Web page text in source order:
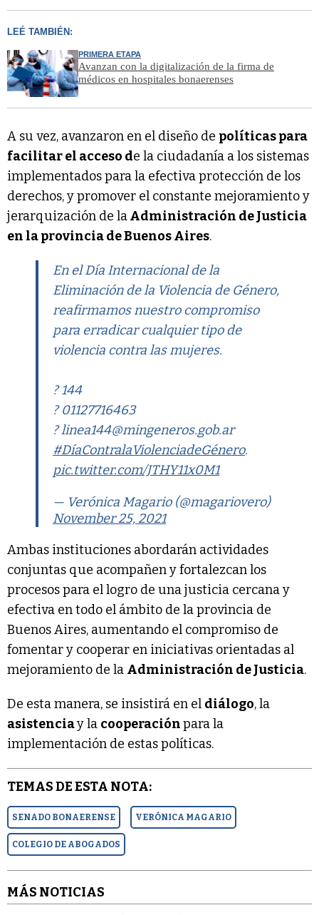
LEÉ TAMBIÉN:
PRIMERA ETAPA
Avanzan con la digitalización de la firma de
médicos en hospitales bonaerenses
A su vez, avanzaron en el diseño de políticas para
facilitar el acceso de la ciudadanía a los sistemas
implementados para la efectiva protección de los
derechos, y promover el constante mejoramiento y
jerarquización de laAdministración de Justicia
en la provincia de Buenos Aires.
En el Día Internacional de la
Eliminación de la Violencia de Género,
reafirmamos nuestro compromiso
para erradicar cualquier tipo de
violencia contra las mujeres.
? 144
? 01127716463
?linea144@mingeneros.gob.ar
#DíaContralaViolenciadeGénero.
pic.twitter.com/JTHY11x0M1
— Verónica Magario (@magariovero)
November 25, 2021
Ambas instituciones abordarán actividades
conjuntas que acompañen y fortalezcan los
procesos para el logro de una justicia cercana y
efectiva en todo el ámbito de la provincia de
Buenos Aires, aumentando el compromiso de
fomentar y cooperar en iniciativas orientadas al
mejoramiento de la Administración de Justicia.
De esta manera, se insistirá en el diálogo, la
asistenciay la cooperaciónpara la
implementación de estas políticas.
TEMAS DE ESTA NOTA:
SENADO BONAERENSE VERÓNICA MAGARIO
COLEGIO DE ABOGADOS
MÁS NOTICIAS